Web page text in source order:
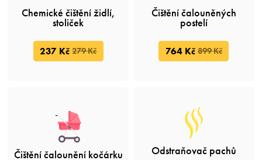
Chemické čištění židlí,
stoliček
237 Kč 279 Kč
Čištění čalouněných
postelí
764 Kč 899 Kč
Čištění čalounění kočárku Odstraňovač pachů